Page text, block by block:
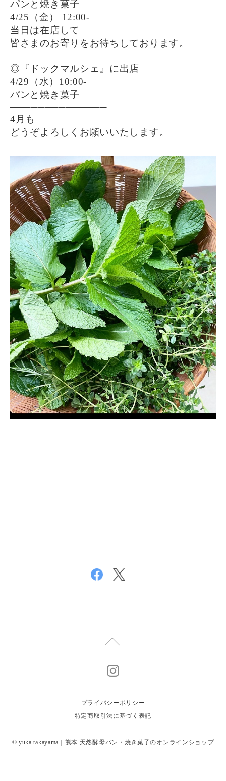
パンと焼き菓子
4/25（金） 12:00-
当日は在店して
皆さまのお寄りをお待ちしております。
◎『ドックマルシェ』に出店
4/29（水）10:00-
パンと焼き菓子
──────────────
4月も
どうぞよろしくお願いいたします。
プライバシーポリシー
特定商取引法に基づく表記
© yuka takayama｜熊本 天然酵母パン・焼き菓子のオンラインショップ